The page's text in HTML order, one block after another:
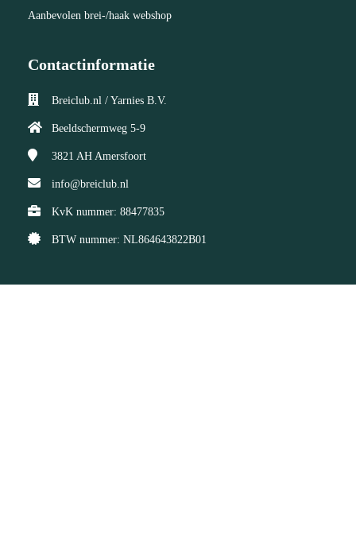
Aanbevolen brei-/haak webshop
Contactinformatie
Breiclub.nl / Yarnies B.V.
Beeldschermweg 5-9
3821 AH Amersfoort
info@breiclub.nl
KvK nummer: 88477835
BTW nummer: NL864643822B01